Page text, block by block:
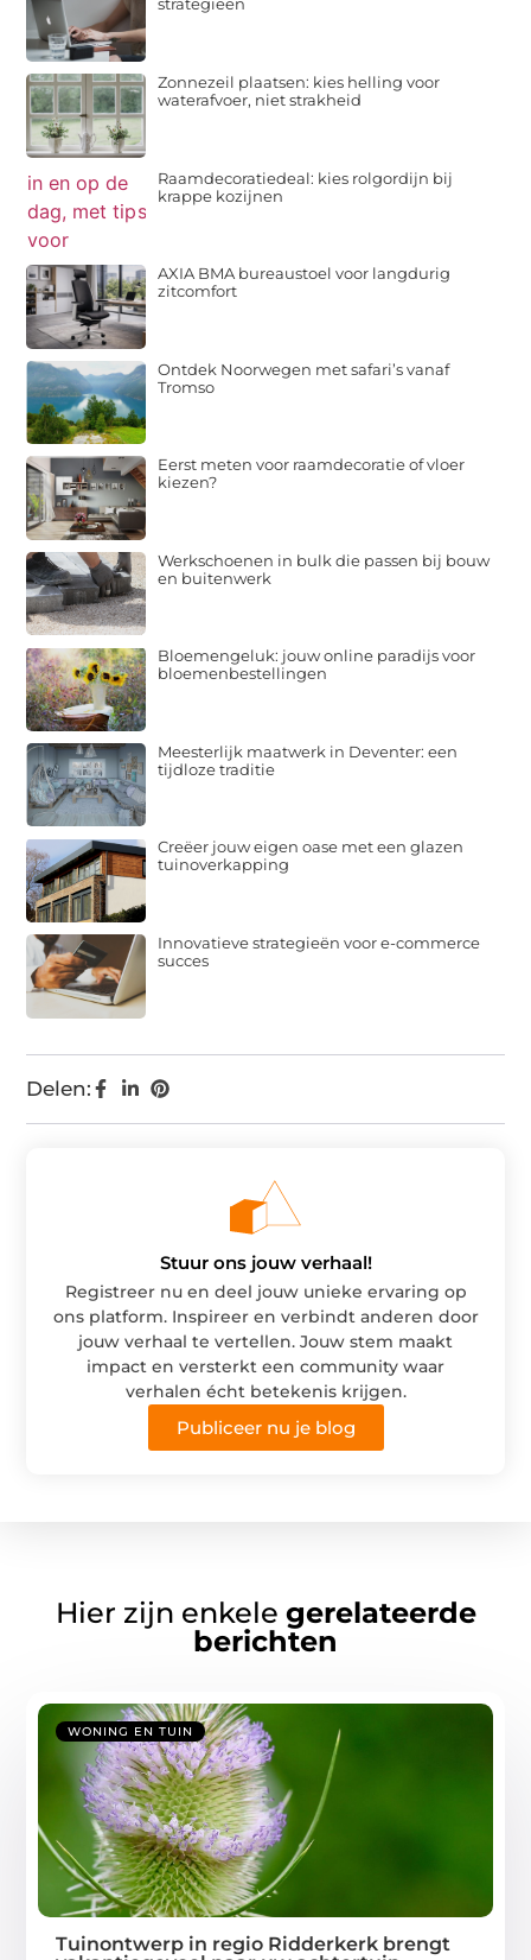
Delen:
strategieën
Zonnezeil plaatsen: kies helling voor
waterafvoer, niet strakheid
Raamdecoratiedeal: kies rolgordijn bij
krappe kozijnen
AXIA BMA bureaustoel voor langdurig
zitcomfort
Ontdek Noorwegen met safari’s vanaf
Tromso
Eerst meten voor raamdecoratie of vloer
kiezen?
Werkschoenen in bulk die passen bij bouw
en buitenwerk
Bloemengeluk: jouw online paradijs voor
bloemenbestellingen
Meesterlijk maatwerk in Deventer: een
tijdloze traditie
Creëer jouw eigen oase met een glazen
tuinoverkapping
Innovatieve strategieën voor e-commerce
succes
Stuur ons jouw verhaal!
Registreer nu en deel jouw unieke ervaring op
ons platform. Inspireer en verbindt anderen door
jouw verhaal te vertellen. Jouw stem maakt
impact en versterkt een community waar
verhalen écht betekenis krijgen.
Publiceer nu je blog
Hier zijn enkele gerelateerde
berichten
WONING EN TUIN
Tuinontwerp in regio Ridderkerk brengt